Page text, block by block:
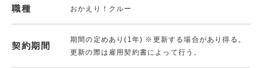
職種 おかえり！クルー
契約期間
期間の定めあり(1年) ※更新する場合があり得る。
更新の際は雇用契約書によって行う。